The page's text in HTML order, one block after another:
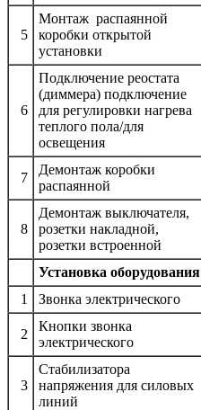
5
Монтаж распаянной
коробки открытой
установки
6
Подключение реостата
(диммера) подключение
для регулировки нагрева
теплого пола/для
освещения
7
Демонтаж коробки
распаянной
8
Демонтаж выключателя,
розетки накладной,
розетки встроенной
Установка оборудования
1
Звонка электрического
2
Кнопки звонка
электрического
3
Стабилизатора
напряжения для силовых
линий